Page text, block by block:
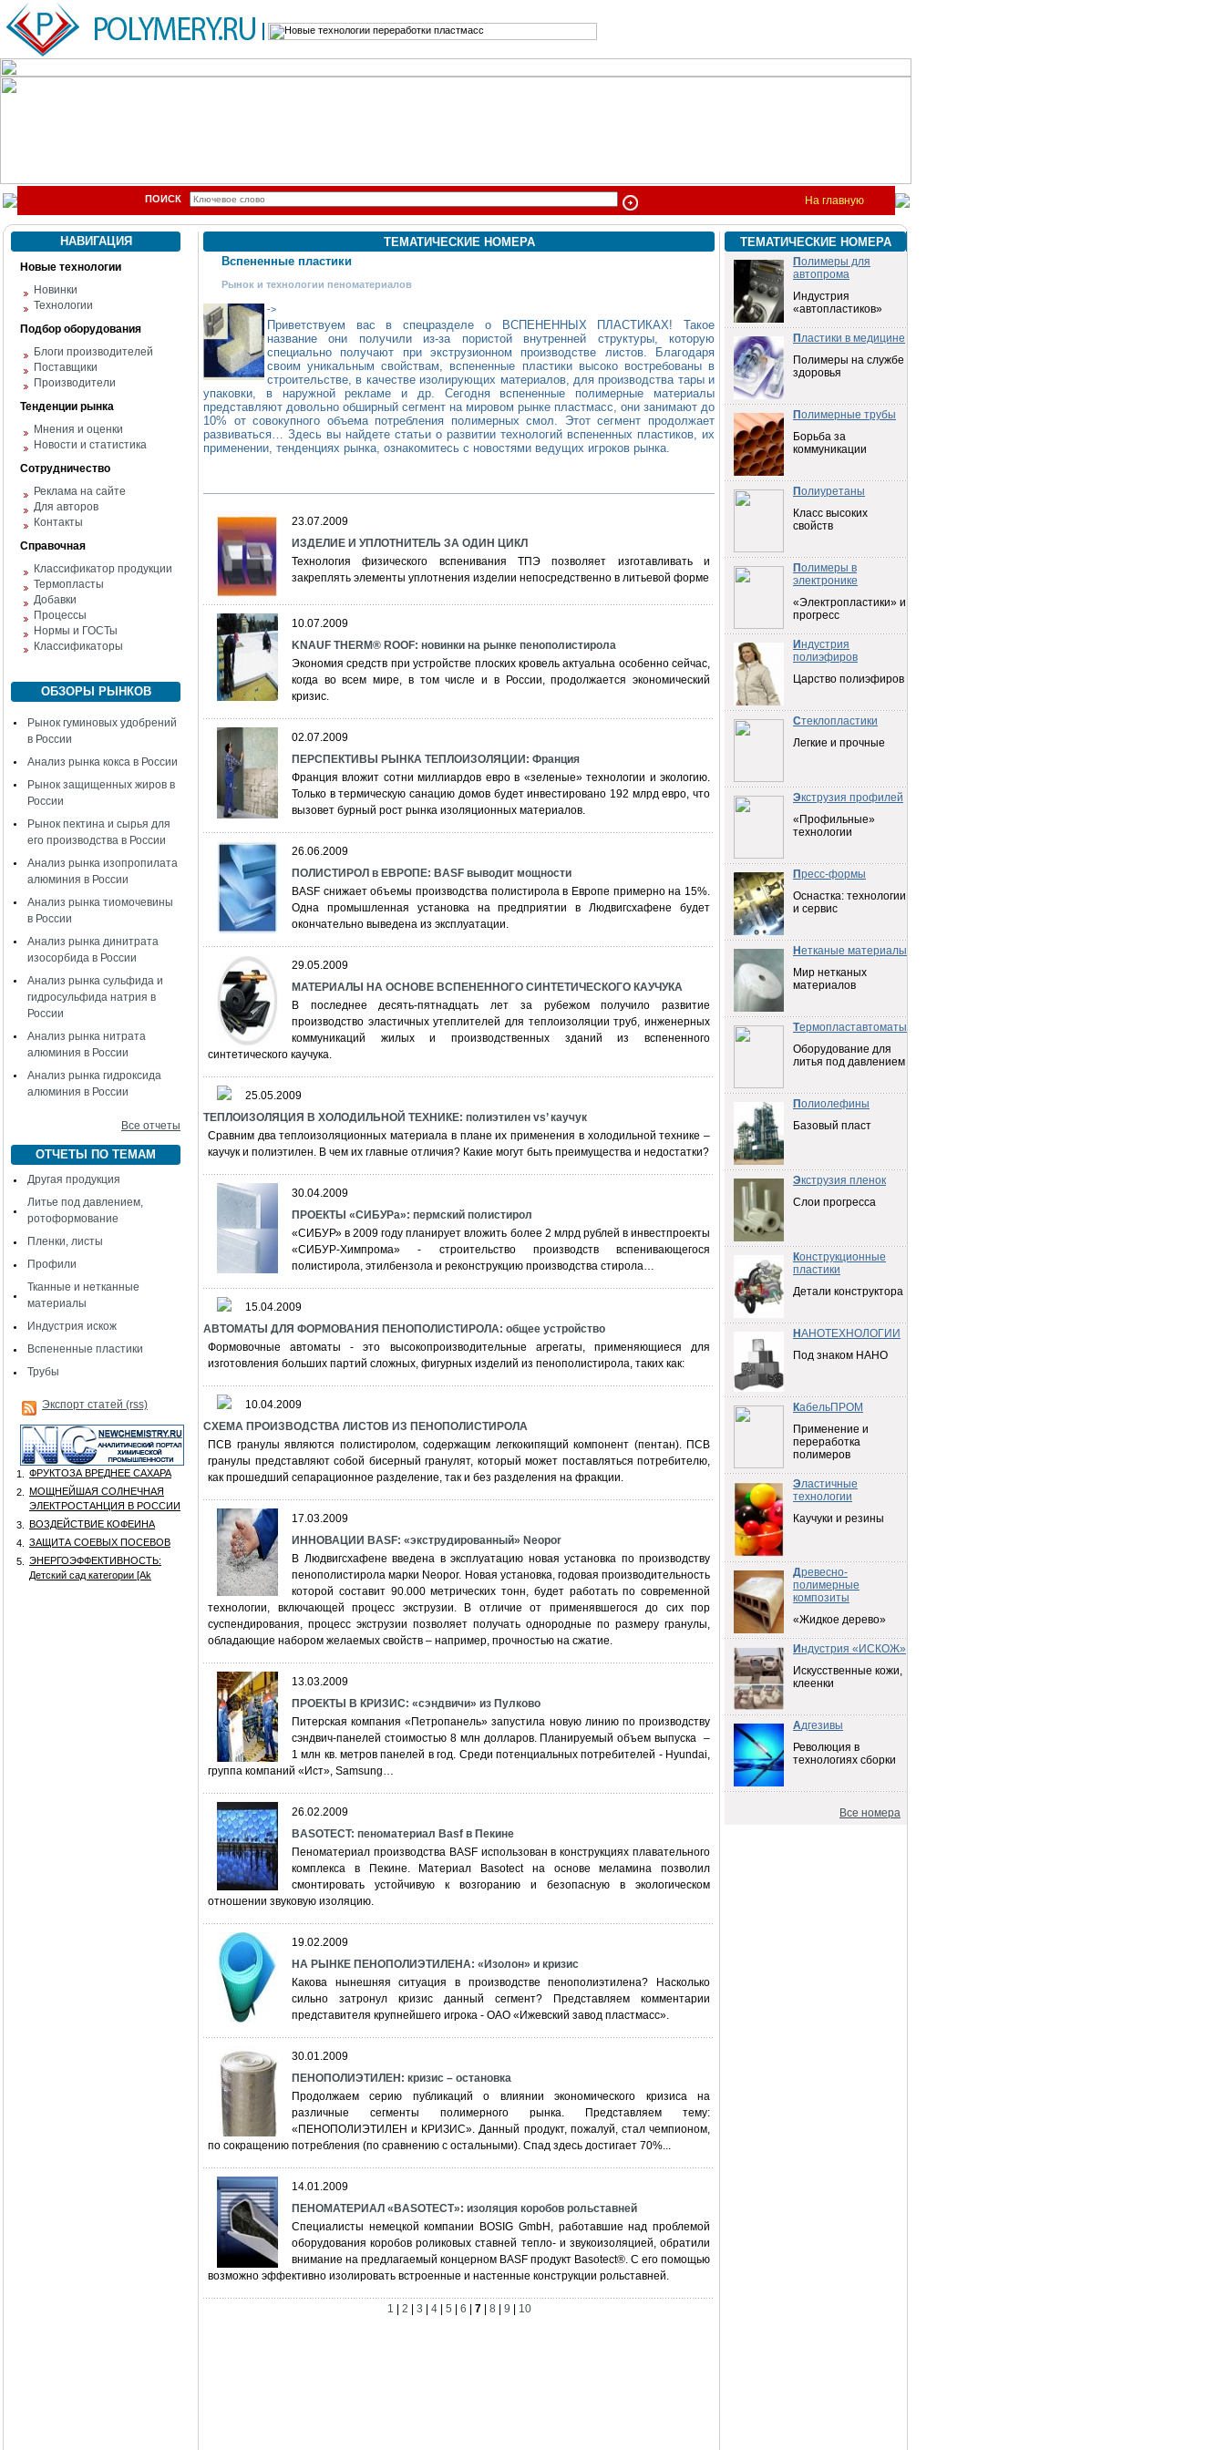
ПОИСК На главную
НАВИГАЦИЯ
Новые технологии
Новинки
Технологии
Подбор оборудования
Блоги производителей
Поставщики
Производители
Тенденции рынка
Мнения и оценки
Новости и статистика
Сотрудничество
Реклама на сайте
Для авторов
Контакты
Справочная
Классификатор продукции
Термопласты
Добавки
Процессы
Нормы и ГОСТы
Классификаторы
ОБЗОРЫ РЫНКОВ
Рынок гуминовых удобрений
в России
Анализ рынка кокса в России
Рынок защищенных жиров в
России
Рынок пектина и сырья для
его производства в России
Анализ рынка изопропилата
алюминия в России
Анализ рынка тиомочевины
в России
Анализ рынка динитрата
изосорбида в России
Анализ рынка сульфида и
гидросульфида натрия в
России
Анализ рынка нитрата
алюминия в России
Анализ рынка гидроксида
алюминия в России
Все отчеты
ОТЧЕТЫ ПО ТЕМАМ
Другая продукция
Литье под давлением,
ротоформование
Пленки, листы
Профили
Тканные и нетканные
материалы
Индустрия искож
Вспененные пластики
Трубы
Экспорт статей (rss)
1.
ФРУКТОЗА ВРЕДНЕЕ САХАРА
2.
МОЩНЕЙШАЯ СОЛНЕЧНАЯ
ЭЛЕКТРОСТАНЦИЯ В РОССИИ
3.
ВОЗДЕЙСТВИЕ КОФЕИНА
4.
ЗАЩИТА СОЕВЫХ ПОСЕВОВ
5.
ЭНЕРГОЭФФЕКТИВНОСТЬ:
Детский сад категории [Аk
ТЕМАТИЧЕСКИЕ НОМЕРА
Вспененные пластики
Рынок и технологии пеноматериалов
->
Приветствуем вас в спецразделе о ВСПЕНЕННЫХ ПЛАСТИКАХ! Такое
название они получили из-за пористой внутренней структуры, которую
специально получают при экструзионном производстве листов. Благодаря
своим уникальным свойствам, вспененные пластики высоко востребованы в
строительстве, в качестве изолирующих материалов, для производства тары и
упаковки, в наружной рекламе и др. Сегодня вспененные полимерные материалы
представляют довольно обширный сегмент на мировом рынке пластмасс, они занимают до
10% от совокупного объема потребления полимерных смол. Этот сегмент продолжает
развиваться… Здесь вы найдете статьи о развитии технологий вспененных пластиков, их
применении, тенденциях рынка, ознакомитесь с новостями ведущих игроков рынка.
23.07.2009
ИЗДЕЛИЕ И УПЛОТНИТЕЛЬ ЗА ОДИН ЦИКЛ
Технология физического вспенивания ТПЭ позволяет изготавливать и
закреплять элементы уплотнения изделии непосредственно в литьевой форме
10.07.2009
KNAUF THERM® ROOF: новинки на рынке пенополистирола
Экономия средств при устройстве плоских кровель актуальна особенно сейчас,
когда во всем мире, в том числе и в России, продолжается экономический
кризис.
02.07.2009
ПЕРСПЕКТИВЫ РЫНКА ТЕПЛОИЗОЛЯЦИИ: Франция
Франция вложит сотни миллиардов евро в «зеленые» технологии и экологию.
Только в термическую санацию домов будет инвестировано 192 млрд евро, что
вызовет бурный рост рынка изоляционных материалов.
26.06.2009
ПОЛИСТИРОЛ в ЕВРОПЕ: BASF выводит мощности
BASF снижает объемы производства полистирола в Европе примерно на 15%.
Одна промышленная установка на предприятии в Людвигсхафене будет
окончательно выведена из эксплуатации.
29.05.2009
МАТЕРИАЛЫ НА ОСНОВЕ ВСПЕНЕННОГО СИНТЕТИЧЕСКОГО КАУЧУКА
В последнее десять-пятнадцать лет за рубежом получило развитие
производство эластичных утеплителей для теплоизоляции труб, инженерных
коммуникаций жилых и производственных зданий из вспененного
синтетического каучука.
25.05.2009
ТЕПЛОИЗОЛЯЦИЯ В ХОЛОДИЛЬНОЙ ТЕХНИКЕ: полиэтилен vs’ каучук
Сравним два теплоизоляционных материала в плане их применения в холодильной технике –
каучук и полиэтилен. В чем их главные отличия? Какие могут быть преимущества и недостатки?
30.04.2009
ПРОЕКТЫ «СИБУРа»: пермский полистирол
«СИБУР» в 2009 году планирует вложить более 2 млрд рублей в инвестпроекты
«СИБУР-Химпрома» - строительство производств вспенивающегося
полистирола, этилбензола и реконструкцию производства стирола…
15.04.2009
АВТОМАТЫ ДЛЯ ФОРМОВАНИЯ ПЕНОПОЛИСТИРОЛА: общее устройство
Формовочные автоматы - это высокопроизводительные агрегаты, применяющиеся для
изготовления больших партий сложных, фигурных изделий из пенополистирола, таких как:
10.04.2009
СХЕМА ПРОИЗВОДСТВА ЛИСТОВ ИЗ ПЕНОПОЛИСТИРОЛА
ПСВ гранулы являются полистиролом, содержащим легкокипящий компонент (пентан). ПСВ
гранулы представляют собой бисерный гранулят, который может поставляться потребителю,
как прошедший сепарационное разделение, так и без разделения на фракции.
17.03.2009
ИННОВАЦИИ BASF: «экструдированный» Neopor
В Людвигсхафене введена в эксплуатацию новая установка по производству
пенополистирола марки Neopor. Новая установка, годовая производительность
которой составит 90.000 метрических тонн, будет работать по современной
технологии, включающей процесс экструзии. В отличие от применявшегося до сих пор
суспендирования, процесс экструзии позволяет получать однородные по размеру гранулы,
обладающие набором желаемых свойств – например, прочностью на сжатие.
13.03.2009
ПРОЕКТЫ В КРИЗИС: «сэндвичи» из Пулково
Питерская компания «Петропанель» запустила новую линию по производству
сэндвич-панелей стоимостью 8 млн долларов. Планируемый объем выпуска –
1 млн кв. метров панелей в год. Среди потенциальных потребителей - Hyundai,
группа компаний «Ист», Samsung…
26.02.2009
BASOTECT: пеноматериал Basf в Пекине
Пеноматериал производства BASF использован в конструкциях плавательного
комплекса в Пекине. Материал Basotect на основе меламина позволил
смонтировать устойчивую к возгоранию и безопасную в экологическом
отношении звуковую изоляцию.
19.02.2009
НА РЫНКЕ ПЕНОПОЛИЭТИЛЕНА: «Изолон» и кризис
Какова нынешняя ситуация в производстве пенополиэтилена? Насколько
сильно затронул кризис данный сегмент? Представляем комментарии
представителя крупнейшего игрока - ОАО «Ижевский завод пластмасс».
30.01.2009
ПЕНОПОЛИЭТИЛЕН: кризис – остановка
Продолжаем серию публикаций о влиянии экономического кризиса на
различные сегменты полимерного рынка. Представляем тему:
«ПЕНОПОЛИЭТИЛЕН и КРИЗИС». Данный продукт, пожалуй, стал чемпионом,
по сокращению потребления (по сравнению с остальными). Спад здесь достигает 70%...
14.01.2009
ПЕНОМАТЕРИАЛ «BASOTECT»: изоляция коробов рольставней
Специалисты немецкой компании BOSIG GmbH, работавшие над проблемой
оборудования коробов роликовых ставней тепло- и звукоизоляцией, обратили
внимание на предлагаемый концерном BASF продукт Basotect®. С его помощью
возможно эффективно изолировать встроенные и настенные конструкции рольставней.
1 2 3 4| 5 6 7| 8 9 10
ТЕМАТИЧЕСКИЕ НОМЕРА
Полимеры для
автопрома
Индустрия
«автопластиков»
Пластики в медицине
Полимеры на службе
здоровья
Полимерные трубы
Борьба за
коммуникации
Полиуретаны
Класс высоких
свойств
Полимеры в
электронике
«Электропластики» и
прогресс
Индустрия
полиэфиров
Царство полиэфиров
Стеклопластики
Легкие и прочные
Экструзия профилей
«Профильные»
технологии
Пресс-формы
Оснастка: технологии
и сервис
Н етканые материалы
Мир нетканых
материалов
Термопластавтоматы
Оборудование для
литья под давлением
Полиолефины
Базовый пласт
Экструзия пленок
Слои прогресса
Конструкционные
пластики
Детали конструктора
Н АНОТЕХНОЛОГИИ
Под знаком НАНО
КабельПРОМ
Применение и
переработка
полимеров
Эластичные
технологии
Каучуки и резины
Древесно-
полимерные
композиты
«Жидкое дерево»
Индустрия «ИСКОЖ»
Искусственные кожи,
клеенки
Адгезивы
Революция в
технологиях сборки
Все номера